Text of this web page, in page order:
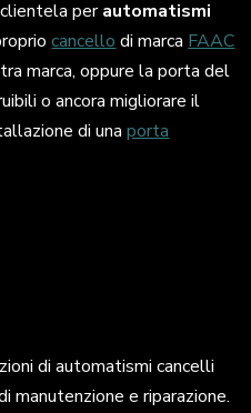
perautomatismi
cancello di marca FAAC
marca, oppure la porta del
o ancora migliorare il
di unaporta
di automatismi cancelli
manutenzione e riparazione.